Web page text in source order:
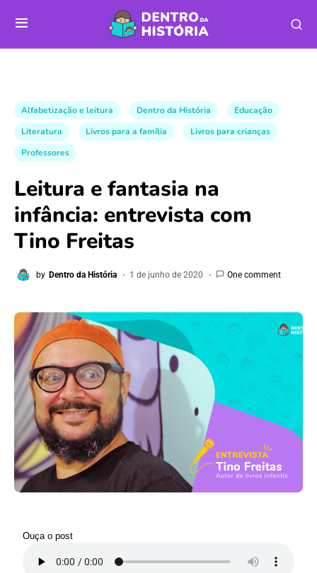
Alfabetização e leitura Dentro da História
Educação
Literatura
Livros para a família
Livros para crianças
Professores
Leitura e fantasia na
infância: entrevista com
Tino Freitas
by Dentro da História 1 de junho de 2020 One comment
Ouça o post